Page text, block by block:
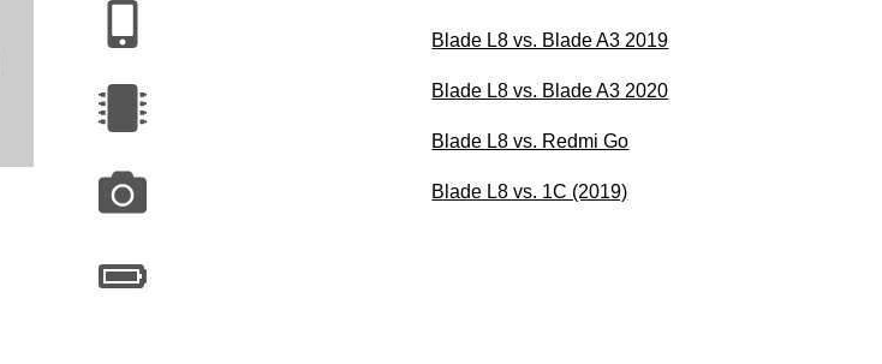
Blade L8 vs. Blade A3 2019
Blade L8 vs. Blade A3 2020
Blade L8 vs. Redmi Go
Blade L8 vs. 1C (2019)